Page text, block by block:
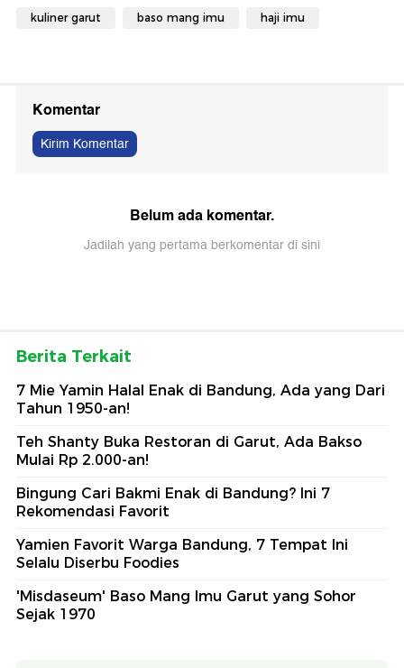
kuliner garut baso mang imu haji imu
Komentar
Kirim Komentar
Belum ada komentar.
Jadilah yang pertama berkomentar di sini
Berita Terkait
7 Mie Yamin Halal Enak di Bandung, Ada yang Dari
Tahun 1950-an!
Teh Shanty Buka Restoran di Garut, Ada Bakso
Mulai Rp 2.000-an!
Bingung Cari Bakmi Enak di Bandung? Ini 7
Rekomendasi Favorit
Yamien Favorit Warga Bandung, 7 Tempat Ini
Selalu Diserbu Foodies
'Misdaseum' Baso Mang Imu Garut yang Sohor
Sejak 1970